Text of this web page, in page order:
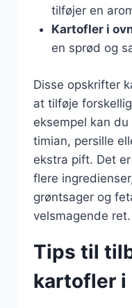
tilføjer en
Kartofler i
en sprød og
Disse opskrifter
at tilføje
eksempel kan
timian, persille
ekstra pift. Det
flere
grøntsager og
velsmagende ret.
Tips til
kartofler i